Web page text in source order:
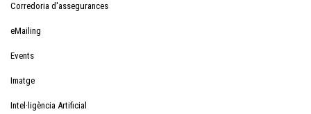
Corredoria d'assegurances
eMailing
Events
Imatge
Intel·ligència Artificial